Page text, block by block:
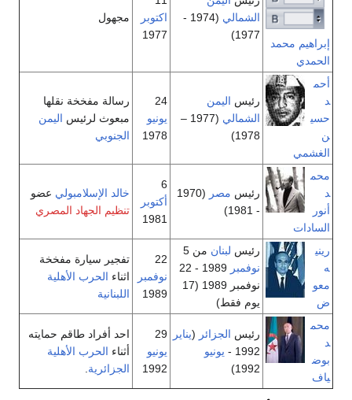
إبراهيم محمد
الحمدي
الشمالي
(1974 -
1977)
اكتوبر
1977
مجهول
أحم
د
حسي
ن
الغشمي
رئيس اليمن
الشمالي
(1977 –
1978)
24
يونيو
1978
رسالة مفخخة نقلها
مبعوث لرئيس اليمن
الجنوبي
محم
د
أنور
السادات
رئيس مصر
(1970
- 1981)
6
أكتوبر
1981
خالد الإسلامبولي عضو
تنظيم الجهاد المصري
ريني
ه
معو
ض
رئيس لبنان من 5
نوفمبر
1989 - 22
نوفمبر 1989 (17
يوم فقط)
22
نوفمبر
1989
تفجير سيارة مفخخة
اثناء الحرب الأهلية
اللبنانية
محم
د
بوض
ياف
رئيس الجزائر (يناير
1992 -
يونيو
1992)
29
يونيو
1992
احد أفراد طاقم حمايته
أثناء الحرب الأهلية
الجزائرية